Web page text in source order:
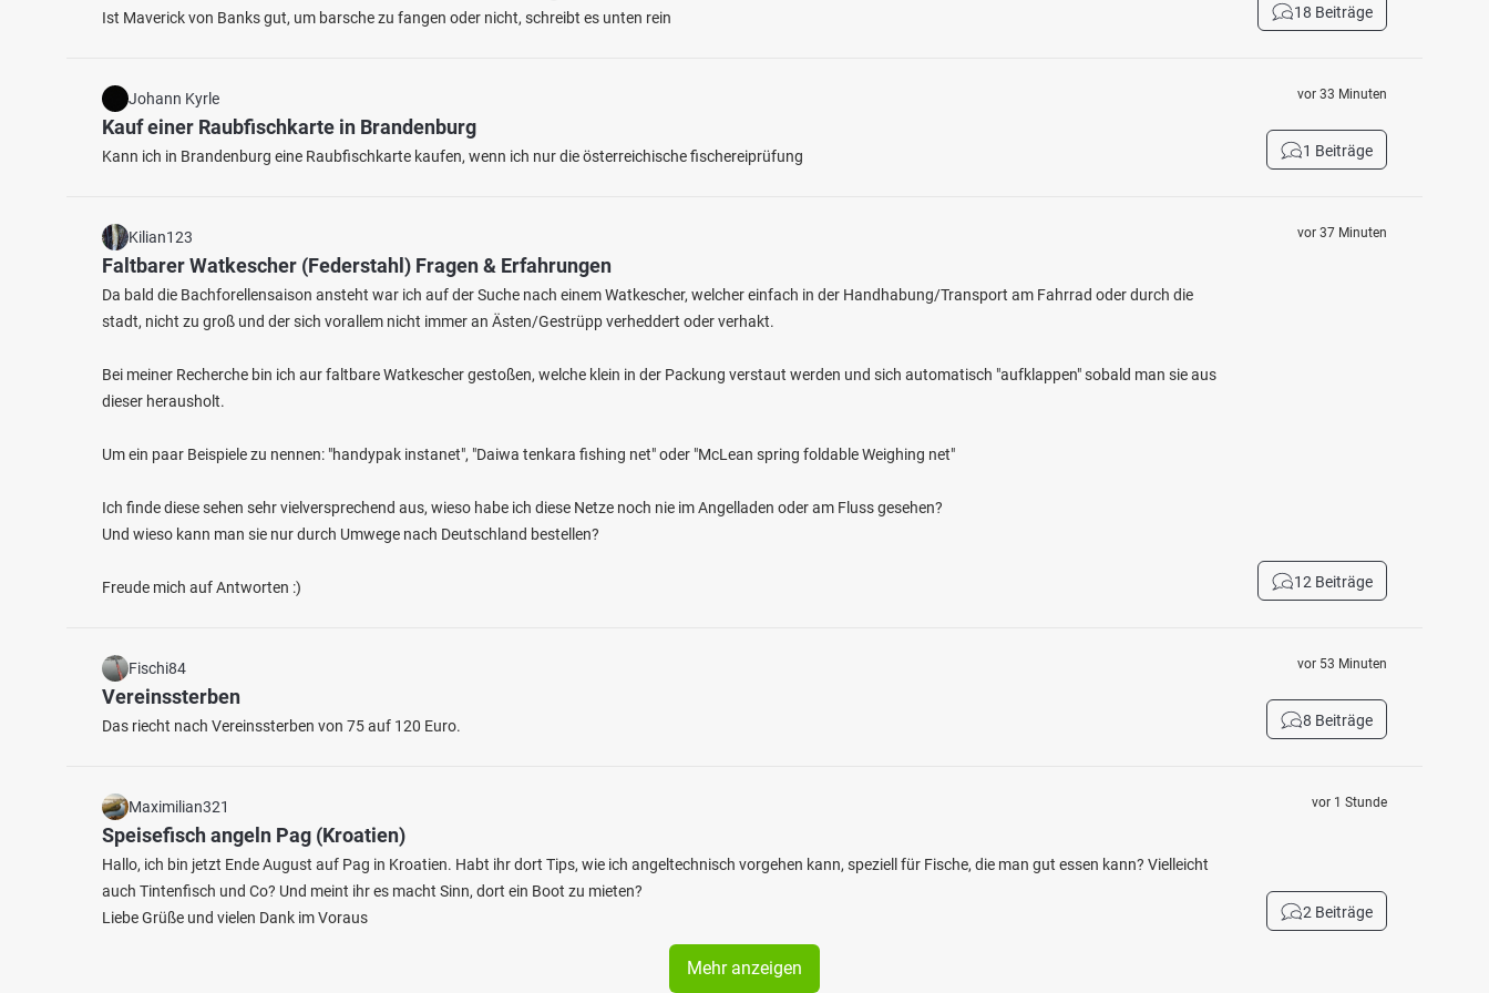
985 227
Fischzucht Weller
Fischarten: Regenbogenforelle, Stör, Goldforelle,
Mosel (Lehmen)
Fischarten: Flussbarsch, Rapfen, Zander, Döbel, Aal
Ist Maverick von Banks gut, um barsche zu fangen oder nicht, schreibt es unten rein 18 Beiträge
Johann Kyrle
Kauf einer Raubfischkarte in Brandenburg
Kann ich in Brandenburg eine Raubfischkarte kaufen, wenn ich nur die österreichische fischereiprüfung
vor 33 Minuten
1 Beiträge
Kilian123
Faltbarer Watkescher (Federstahl) Fragen & Erfahrungen
Da bald die Bachforellensaison ansteht war ich auf der Suche nach einem Watkescher, welcher einfach in der Handhabung/Transport am Fahrrad oder durch die
stadt, nicht zu groß und der sich vorallem nicht immer an Ästen/Gestrüpp verheddert oder verhakt.
Bei meiner Recherche bin ich aur faltbare Watkescher gestoßen, welche klein in der Packung verstaut werden und sich automatisch "aufklappen" sobald man sie aus
dieser herausholt.
Um ein paar Beispiele zu nennen: "handypak instanet", "Daiwa tenkara fishing net" oder "McLean spring foldable Weighing net"
Ich finde diese sehen sehr vielversprechend aus, wieso habe ich diese Netze noch nie im Angelladen oder am Fluss gesehen?
Und wieso kann man sie nur durch Umwege nach Deutschland bestellen?
Freude mich auf Antworten :)
vor 37 Minuten
12 Beiträge
Fischi84
Vereinssterben
Das riecht nach Vereinssterben von 75 auf 120 Euro.
vor 53 Minuten
8 Beiträge
Maximilian321
Speisefisch angeln Pag (Kroatien)
Hallo, ich bin jetzt Ende August auf Pag in Kroatien. Habt ihr dort Tips, wie ich angeltechnisch vorgehen kann, speziell für Fische, die man gut essen kann? Vielleicht
auch Tintenfisch und Co? Und meint ihr es macht Sinn, dort ein Boot zu mieten?
Liebe Grüße und vielen Dank im Voraus
vor 1 Stunde
2 Beiträge
Mehr anzeigen